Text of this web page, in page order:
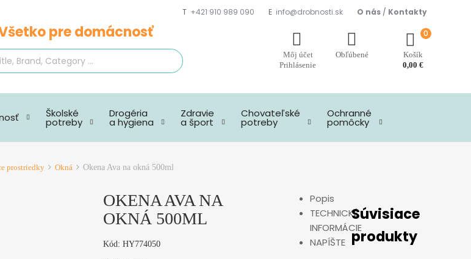
T +421 910 989 090 E info@drobnosti.sk O nás / Kontakty
pre domácnosť
Môj účet
Prihlásenie
Košík
0,00 €
0
Školské
potreby
Drogéria
a hygiena
Zdravie
a šport
Chovateľské
potreby
Ochranné
pomôcky
prostriedky Okná Okena Ava na okná 500ml
OKENA AVA NA
OKNÁ 500ML
Kód:HY774050
Popis
TECHNICKÉ
INFORMÁCIE
NAPÍŠTE
Súvisiace
produkty